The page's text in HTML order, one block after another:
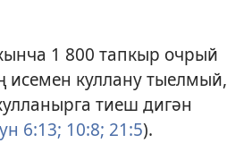
1 800 тапкыр очрый
исемен куллану тыелмый,
тиеш дигән
6:13; 10:8; 21:5).